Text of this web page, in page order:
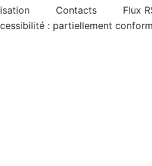
Contacts
Flux
: partiellement